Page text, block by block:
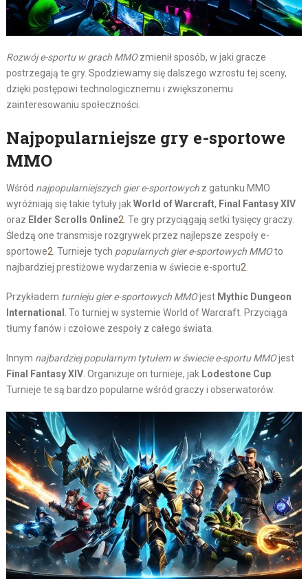
Rozwój e-sportu w grach MMOzmienił sposób, w jaki gracze
postrzegają te gry. Spodziewamy się dalszego wzrostu tej sceny,
dzięki postępowi technologicznemu i zwiększonemu
zainteresowaniu społeczności.
Najpopularniejsze gry e-sportowe
MMO
Wśród najpopularniejszych gier e-sportowychz gatunku MMO
wyróżniają się takie tytuły jakWorld of Warcraft, Final Fantasy XIV
oraz Elder Scrolls Online2 . Te gry przyciągają setki tysięcy graczy.
Śledzą one transmisje rozgrywek przez najlepsze zespoły e-
sportowe2 . Turnieje tych popularnych gier e-sportowych MMOto
najbardziej prestiżowe wydarzenia w świecie e-sportu2
Przykładem turnieju gier e-sportowych MMOjest Mythic Dungeon
International
. To turniej w systemie World of Warcraft. Przyciąga
tłumy fanów i czołowe zespoły z całego świata.
Innym najbardziej popularnym tytułem w świecie e-sportu MMOjest
Final Fantasy XIV. Organizuje on turnieje, jak Lodestone Cup.
Turnieje te są bardzo popularne wśród graczy i obserwatorów.